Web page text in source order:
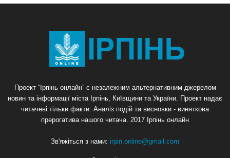
Проект “Ірпінь онлайн” є незалежним альтернативним джерелом
новин та інформації міста Ірпінь, Київщини та України. Проект надає
читачеві тільки факти. Аналіз подій та висновки - виняткова
прерогатива нашого читача. 2017 Ірпінь онлайн
Зв'яжіться з нами: irpin.online@gmail.com